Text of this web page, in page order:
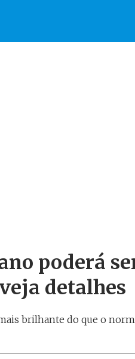
poderá
detalhes
brilhante do que o